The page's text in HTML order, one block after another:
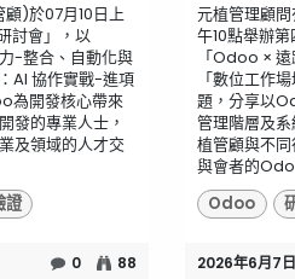
)於07月10日上
討會」，以
-整合、自動化與
AI 協作實戰-進項
為開發核心帶來
發的專業人士，
及領域的人才交
證
0 88
元植管理顧
午10點舉辦
「Odoo ×
「數位工作
題，分享以
管理階層及
植管顧與不
與會者的
Odoo
2026年6月7日